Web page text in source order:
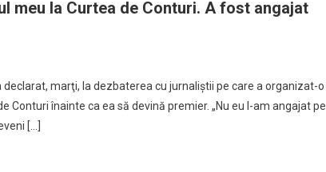
meu la Curtea de Conturi. A fost angajat
marţi, la dezbaterea cu jurnaliştii pe care a organizat-o
Conturi înainte ca ea să devină premier. „Nu eu l-am angajat pe
[…]